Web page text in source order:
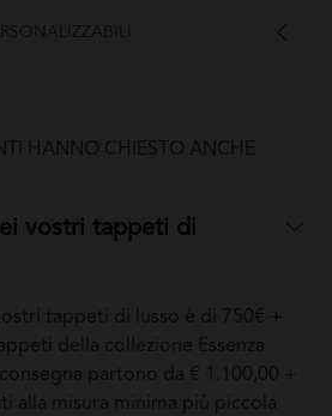
HANNO CHIESTO ANCHE
vostri tappeti di
tappeti di lusso è di 750€ +
della collezione Essenza
partono da € 1.100,00 +
alla misura minima più piccola